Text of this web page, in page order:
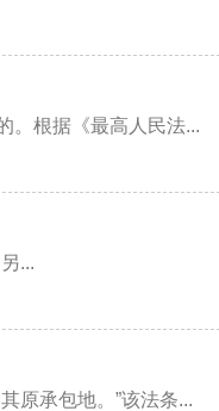
。根据《最高人民法...
...
原承包地。”该法条...